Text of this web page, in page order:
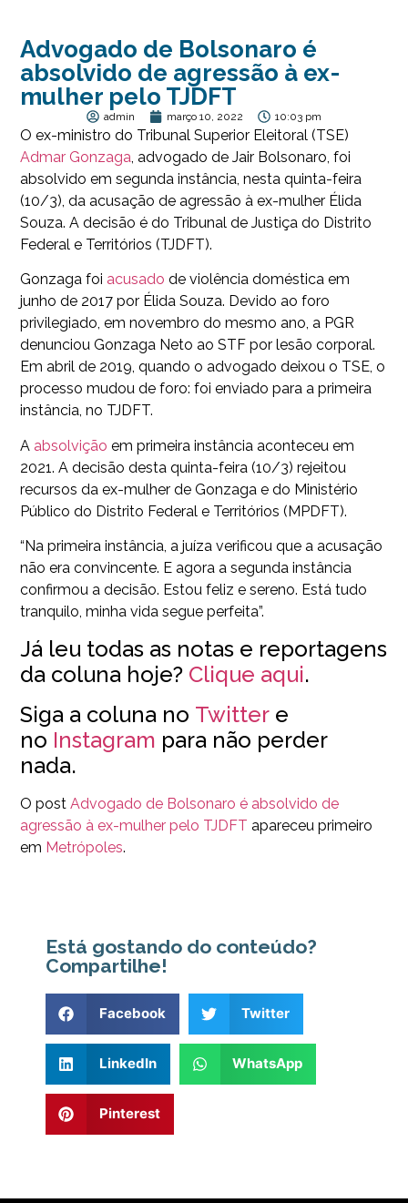
Advogado de Bolsonaro é
absolvido de agressão à ex-
mulher pelo TJDFT
admin março 10, 2022 10:03 pm
O ex-ministro do Tribunal Superior Eleitoral (TSE)
Admar Gonzaga, advogado de Jair Bolsonaro, foi
absolvido em segunda instância, nesta quinta-feira
(10/3), da acusação de agressão à ex-mulher Élida
Souza. A decisão é do Tribunal de Justiça do Distrito
Federal e Territórios (TJDFT).
Gonzaga foi acusado de violência doméstica em
junho de 2017 por Élida Souza. Devido ao foro
privilegiado, em novembro do mesmo ano, a PGR
denunciou Gonzaga Neto ao STF por lesão corporal.
Em abril de 2019, quando o advogado deixou o TSE, o
processo mudou de foro: foi enviado para a primeira
instância, no TJDFT.
A absolvição em primeira instância aconteceu em
2021. A decisão desta quinta-feira (10/3) rejeitou
recursos da ex-mulher de Gonzaga e do Ministério
Público do Distrito Federal e Territórios (MPDFT).
“Na primeira instância, a juíza verificou que a acusação
não era convincente. E agora a segunda instância
confirmou a decisão. Estou feliz e sereno. Está tudo
tranquilo, minha vida segue perfeita”.
Já leu todas as notas e reportagens
da coluna hoje? Clique aqui.
Siga a coluna no Twitter e
no Instagram para não perder
nada.
O post Advogado de Bolsonaro é absolvido de
agressão à ex-mulher pelo TJDFT apareceu primeiro
em Metrópoles.
Está gostando do conteúdo?
Compartilhe!
Facebook Twitter
LinkedIn WhatsApp
Pinterest